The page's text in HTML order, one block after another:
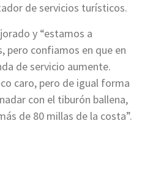
de servicios turísticos.
y “estamos a
pero confiamos en que en
de servicio aumente.
caro, pero de igual forma
con el tiburón ballena,
de 80 millas de la costa”.